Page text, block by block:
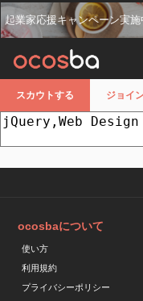
起業家応援キャンペーン実
スカウトする ジョイ
ocosbaについて
使い方
利用規約
プライバシーポリシー